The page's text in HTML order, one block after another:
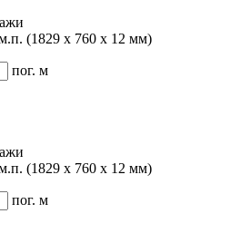
(1829 х 760 х 12 мм)
пог. м
(1829 х 760 х 12 мм)
пог. м